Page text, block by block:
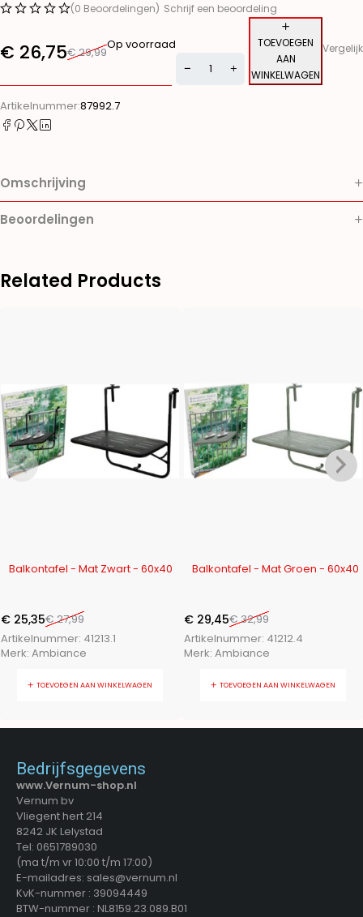
(0 Beoordelingen) Schrijf een beoordeling
€29,99
€ 26,75 Op voorraad
TOEVOEGEN
AAN
WINKELWAGEN
Vergelijk
Artikelnummer:87992.7
Omschrijving
Beoordelingen
Related Products
Balkontafel - Mat Zwart - 60x40
€27,99
€ 25,35
Artikelnummer: 41213.1
Merk:Ambiance
TOEVOEGEN AAN WINKELWAGEN
Balkontafel - Mat Groen - 60x40
€32,99
€ 29,45
Artikelnummer: 41212.4
Merk:Ambiance
TOEVOEGEN AAN WINKELWAGEN
Bedrijfsgegevens
www.Vernum-shop.nl
Vernum bv
Vliegent hert 214
8242 JK Lelystad
Tel: 0651789030
(ma t/m vr 10:00 t/m 17:00)
E-mailadres: sales@vernum.nl
KvK-nummer : 39094449
BTW-nummer : NL8159.23.089.B01